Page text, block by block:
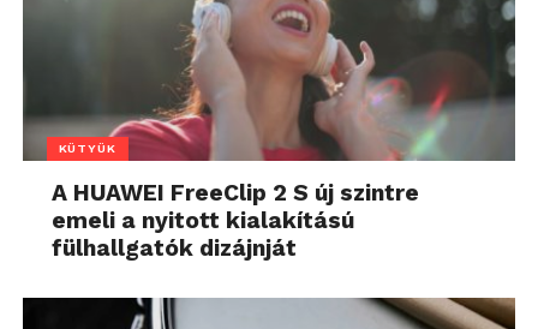
KÜTYÜK
A HUAWEI FreeClip 2 S új szintre
emeli a nyitott kialakítású
fülhallgatók dizájnját